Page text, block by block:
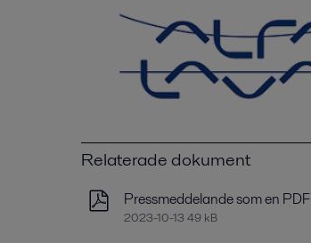
Relaterade dokument
Pressmeddelande som en PDF
2023-10-13 49 kB